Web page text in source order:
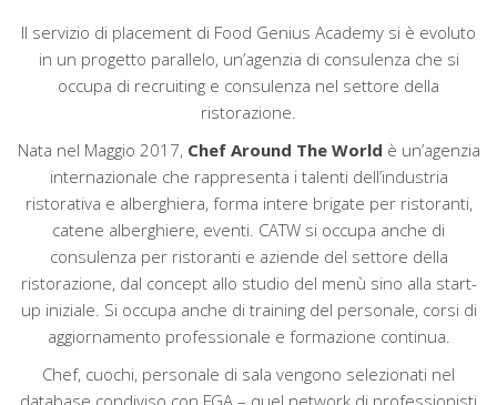
Il servizio di placement di Food Genius Academy si è evoluto
in un progetto parallelo, un’agenzia di consulenza che si
occupa di recruiting e consulenza nel settore della
ristorazione.
Nata nel Maggio 2017, Chef Around The World è un’agenzia
internazionale che rappresenta i talenti dell’industria
ristorativa e alberghiera, forma intere brigate per ristoranti,
catene alberghiere, eventi. CATW si occupa anche di
consulenza per ristoranti e aziende del settore della
ristorazione, dal concept allo studio del menù sino alla start-
up iniziale. Si occupa anche di training del personale, corsi di
aggiornamento professionale e formazione continua.
Chef, cuochi, personale di sala vengono selezionati nel
database condiviso con FGA – quel network di professionisti